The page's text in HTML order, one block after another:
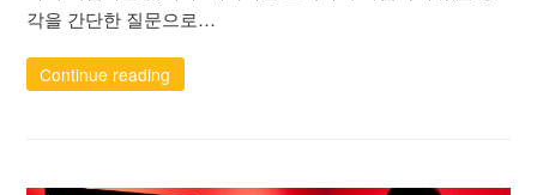
각을 간단한 질문으로…
Continue reading